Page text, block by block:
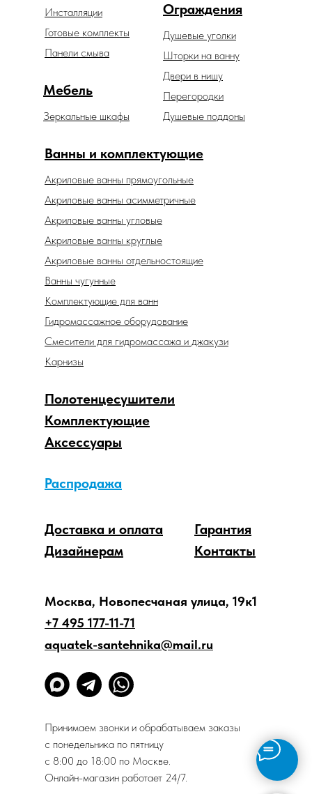
Ванны и комплектующие
Акриловые ванны прямоугольные
Зеркальные шкафы
Мебель
Ограждения
Душевые уголки
Шторки на ванну
Двери в нишу
Перегородки
Аксессуары
Распродажа
Комплектующие
Дизайнерам
Доставка и оплата
Гарантия
Контакты
Душевые поддоны
Акриловые ванны отдельностоящие
Акриловые ванны асимметричные
Акриловые ванны угловые
Акриловые ванны круглые
Ванны чугунные
Комплектующие для ванн
Гидромассажное оборудование
Смесители для гидромассажа и джакузи
Карнизы
Полотенцесушители
Инсталляции
Готовые комплекты
Панели смыва
Москва, Новопесчаная улица, 19к1
+7 495 177-11-71
aquatek-santehnika@mail.ru
Принимаем звонки и обрабатываем заказы
с понедельника по пятницу
с 8:00 до 18:00 по Москве.
Онлайн-магазин работает 24/7.